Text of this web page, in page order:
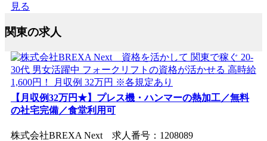
見る
関東の求人
【月収例32万円★】プレス機・ハンマーの熱加工／無料
の社宅完備／食堂利用可
株式会社BREXA Next 求人番号：1208089